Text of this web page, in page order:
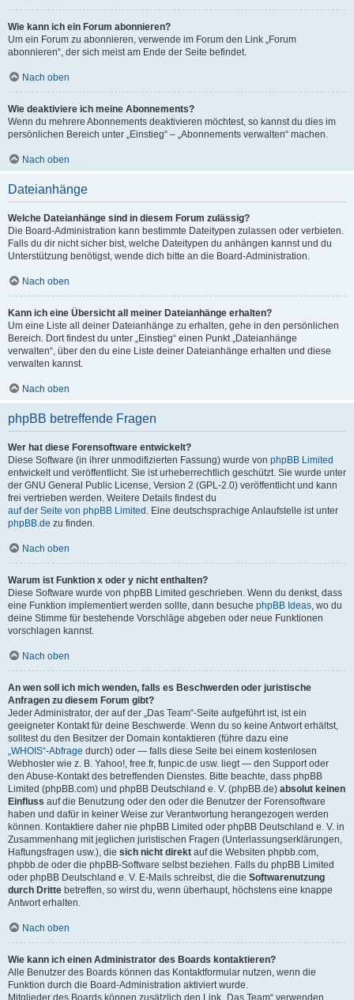
Wie kann ich ein Forum abonnieren?
Um ein Forum zu abonnieren, verwende im Forum den Link „Forum
abonnieren“, der sich meist am Ende der Seite befindet.
Nach oben
Wie deaktiviere ich meine Abonnements?
Wenn du mehrere Abonnements deaktivieren möchtest, so kannst du dies im
persönlichen Bereich unter „Einstieg“ – „Abonnements verwalten“ machen.
Nach oben
Dateianhänge
Welche Dateianhänge sind in diesem Forum zulässig?
Die Board-Administration kann bestimmte Dateitypen zulassen oder verbieten.
Falls du dir nicht sicher bist, welche Dateitypen du anhängen kannst und du
Unterstützung benötigst, wende dich bitte an die Board-Administration.
Nach oben
Kann ich eine Übersicht all meiner Dateianhänge erhalten?
Um eine Liste all deiner Dateianhänge zu erhalten, gehe in den persönlichen
Bereich. Dort findest du unter „Einstieg“ einen Punkt „Dateianhänge
verwalten“, über den du eine Liste deiner Dateianhänge erhalten und diese
verwalten kannst.
Nach oben
phpBB betreffende Fragen
Wer hat diese Forensoftware entwickelt?
Diese Software (in ihrer unmodifizierten Fassung) wurde von phpBB Limited
entwickelt und veröffentlicht. Sie ist urheberrechtlich geschützt. Sie wurde unter
der GNU General Public License, Version 2 (GPL-2.0) veröffentlicht und kann
frei vertrieben werden. Weitere Details findest du
auf der Seite von phpBB Limited . Eine deutschsprachige Anlaufstelle ist unter
phpBB.de zu finden.
Nach oben
Warum ist Funktion x oder y nicht enthalten?
Diese Software wurde von phpBB Limited geschrieben. Wenn du denkst, dass
eine Funktion implementiert werden sollte, dann besuche phpBB Ideas, wo du
deine Stimme für bestehende Vorschläge abgeben oder neue Funktionen
vorschlagen kannst.
Nach oben
An wen soll ich mich wenden, falls es Beschwerden oder juristische
Anfragen zu diesem Forum gibt?
Jeder Administrator, der auf der „Das Team“-Seite aufgeführt ist, ist ein
geeigneter Kontakt für deine Beschwerde. Wenn du so keine Antwort erhältst,
solltest du den Besitzer der Domain kontaktieren (führe dazu eine
„WHOIS“-Abfrage durch) oder — falls diese Seite bei einem kostenlosen
Webhoster wie z. B. Yahoo!, free.fr, funpic.de usw. liegt — den Support oder
den Abuse-Kontakt des betreffenden Dienstes. Bitte beachte, dass phpBB
Limited (phpBB.com) und phpBB Deutschland e. V. (phpBB.de) absolut keinen
Einfluss auf die Benutzung oder den oder die Benutzer der Forensoftware
haben und dafür in keiner Weise zur Verantwortung herangezogen werden
können. Kontaktiere daher nie phpBB Limited oder phpBB Deutschland e. V. in
Zusammenhang mit jeglichen juristischen Fragen (Unterlassungserklärungen,
Haftungsfragen usw.), die sich nicht direkt auf die Websiten phpbb.com,
phpbb.de oder die phpBB-Software selbst beziehen. Falls du phpBB Limited
oder phpBB Deutschland e. V. E-Mails schreibst, die die Softwarenutzung
durch Dritte betreffen, so wirst du, wenn überhaupt, höchstens eine knappe
Antwort erhalten.
Nach oben
Wie kann ich einen Administrator des Boards kontaktieren?
Alle Benutzer des Boards können das Kontaktformular nutzen, wenn die
Funktion durch die Board-Administration aktiviert wurde.
Mitglieder des Boards können zusätzlich den Link „Das Team“ verwenden.